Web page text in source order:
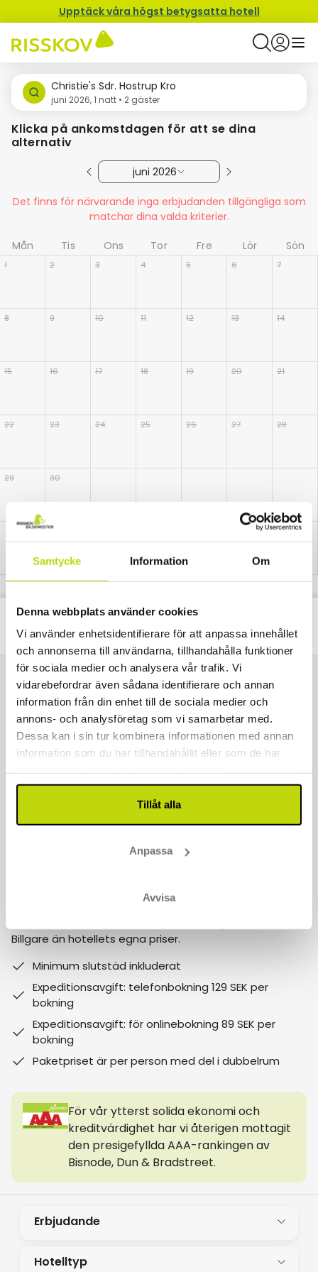
Samtycke Information Om
Denna webbplats använder cookies
Vi använder enhetsidentifierare för att anpassa innehållet
och annonserna till användarna, tillhandahålla funktioner
för sociala medier och analysera vår trafik. Vi
vidarebefordrar även sådana identifierare och annan
information från din enhet till de sociala medier och
annons- och analysföretag som vi samarbetar med.
Dessa kan i sin tur kombinera informationen med annan
information som du har tillhandahållit eller som de har
Tillåt alla
Anpassa
Avvisa
Upptäck våra högst betygsatta hotell
Christie's Sdr. Hostrup Kro
juni 2026, 1 natt • 2 gäster
Klicka på ankomstdagen för att se dina
alternativ
juni 2026
Det finns för närvarande inga erbjudanden tillgängliga som
matchar dina valda kriterier.
Mån Tis Ons Tor Fre Lör Sön
1 2 3 4 5 6 7
8 9 10 11 12 13 14
15 16 17 18 19 20 21
22 23 24 25 26 27 28
29 30
Paket
Alla Nätter
Alla
Kontakta oss
040 611 6130
kontakt@risskov.se
Våra öppetider är:
Billgare än hotellets egna priser.
Minimum slutstäd inkluderat
Expeditionsavgift: telefonbokning 129 SEK per
bokning
Expeditionsavgift: för onlinebokning 89 SEK per
bokning
Paketpriset är per person med del i dubbelrum
Follow us on social media
För vår ytterst solida ekonomi och
kreditvärdighet har vi återigen mottagit
den presigefyllda AAA-rankingen av
Bisnode, Dun & Bradstreet.
Erbjudande
Hotelltyp